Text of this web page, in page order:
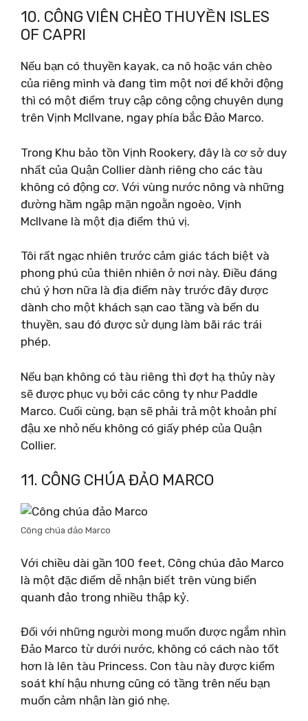
10. CÔNG VIÊN CHÈO THUYỀN ISLES
OF CAPRI
Nếu bạn có thuyền kayak, ca nô hoặc ván chèo
của riêng mình và đang tìm một nơi để khởi động
thì có một điểm truy cập công cộng chuyên dụng
trên Vịnh McIlvane, ngay phía bắc Đảo Marco.
Trong Khu bảo tồn Vịnh Rookery, đây là cơ sở duy
nhất của Quận Collier dành riêng cho các tàu
không có động cơ. Với vùng nước nông và những
đường hầm ngập mặn ngoằn ngoèo, Vịnh
McIlvane là một địa điểm thú vị.
Tôi rất ngạc nhiên trước cảm giác tách biệt và
phong phú của thiên nhiên ở nơi này. Điều đáng
chú ý hơn nữa là địa điểm này trước đây được
dành cho một khách sạn cao tầng và bến du
thuyền, sau đó được sử dụng làm bãi rác trái
phép.
Nếu bạn không có tàu riêng thì đợt hạ thủy này
sẽ được phục vụ bởi các công ty như Paddle
Marco. Cuối cùng, bạn sẽ phải trả một khoản phí
đậu xe nhỏ nếu không có giấy phép của Quận
Collier.
11. CÔNG CHÚA ĐẢO MARCO
Công chúa đảo Marco
Với chiều dài gần 100 feet, Công chúa đảo Marco
là một đặc điểm dễ nhận biết trên vùng biển
quanh đảo trong nhiều thập kỷ.
Đối với những người mong muốn được ngắm nhìn
Đảo Marco từ dưới nước, không có cách nào tốt
hơn là lên tàu Princess. Con tàu này được kiểm
soát khí hậu nhưng cũng có tầng trên nếu bạn
muốn cảm nhận làn gió nhẹ.